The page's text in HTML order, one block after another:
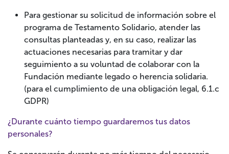
Para gestionar su solicitud de información sobre el
programa de Testamento Solidario, atender las
consultas planteadas y, en su caso, realizar las
actuaciones necesarias para tramitar y dar
seguimiento a su voluntad de colaborar con la
Fundación mediante legado o herencia solidaria.
(para el cumplimiento de una obligación legal, 6.1.c
GDPR)
¿Durante cuánto tiempo guardaremos tus datos
personales?